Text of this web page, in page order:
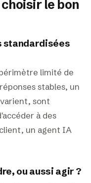
le bon
standardisées
limité de
stables, un
sont
à des
un agent IA
ou aussi agir ?